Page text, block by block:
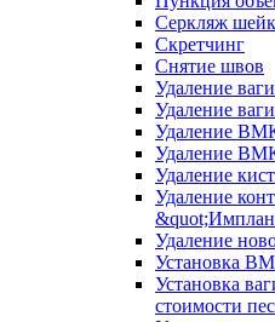
Серкляж
Скретчинг
Снятие швов
Удаление
Удаление
Удаление
Удаление
Удаление
Удаление
Удаление
Установка
Установка
стоимости